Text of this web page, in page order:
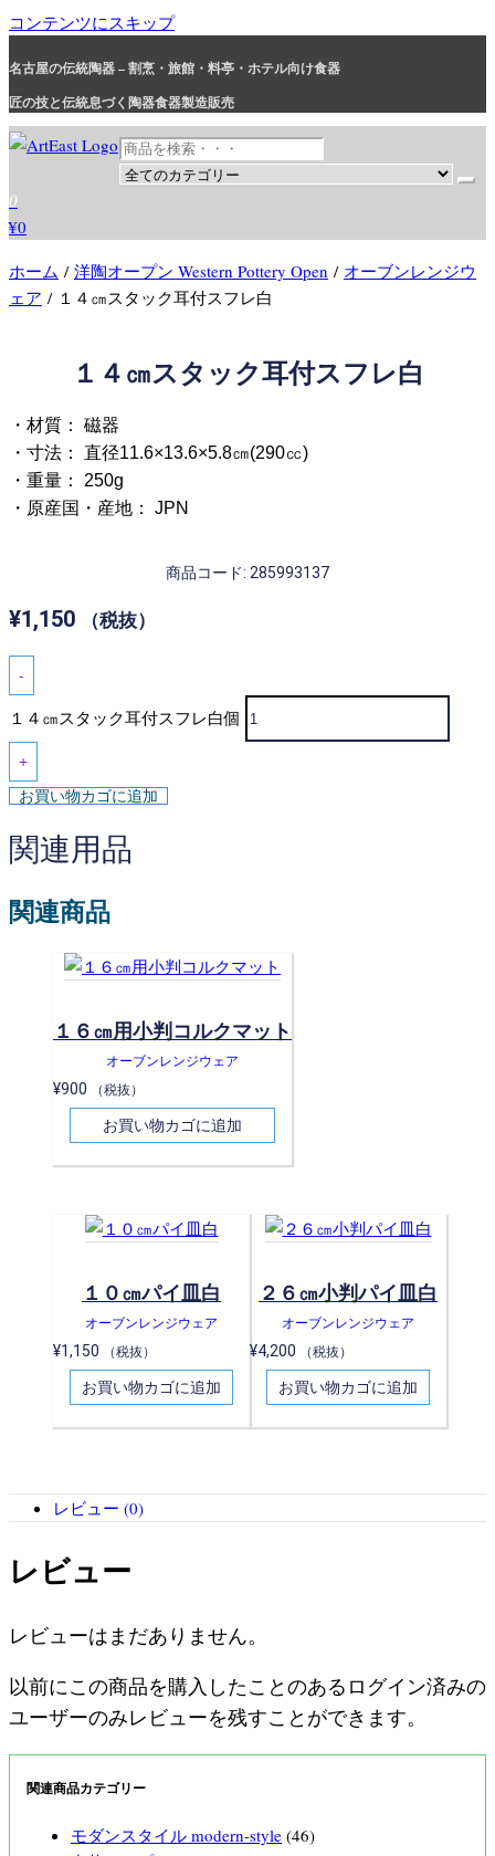
コンテンツにスキップ
名古屋の伝統陶器 – 割烹・旅館・料亭・ホテル向け食器
匠の技と伝統息づく陶器食器製造販売
和食器・洋食器通販｜割烹・旅館・料亭・ホテル等業務用卸販売
業務用から個人用まで、おしゃれでかわいい和食器・洋食器はま
とめ買いがお得です。
0
¥0
ホーム / 洋陶オープン Western Pottery Open / オーブンレンジウ
ェア / １４㎝スタック耳付スフレ白
１４㎝スタック耳付スフレ白
・材質： 磁器
・寸法： 直径11.6×13.6×5.8㎝(290㏄)
・重量： 250g
・原産国・産地： JPN
商品コード: 285993137
¥1,150 （税抜）
-
１４㎝スタック耳付スフレ白個
+
お買い物カゴに追加
関連用品
関連商品
１６㎝用小判コルクマット
オーブンレンジウェア
¥900 （税抜）
お買い物カゴに追加
１０㎝パイ皿白
オーブンレンジウェア
¥1,150 （税抜）
お買い物カゴに追加
２６㎝小判パイ皿白
オーブンレンジウェア
¥4,200 （税抜）
お買い物カゴに追加
レビュー (0)
レビュー
レビューはまだありません。
以前にこの商品を購入したことのあるログイン済みの
ユーザーのみレビューを残すことができます。
関連商品カテゴリー
モダンスタイル modern-style (46)